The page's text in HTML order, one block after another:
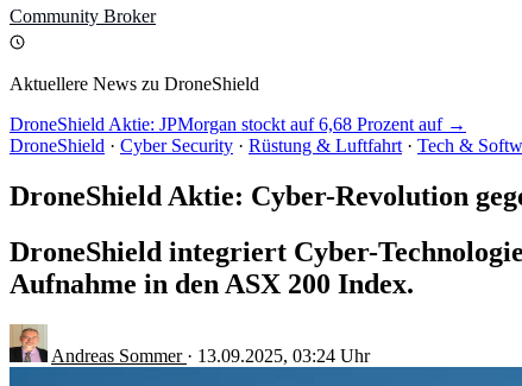
Community Broker
Aktuellere News zu DroneShield
DroneShield Aktie: JPMorgan stockt auf 6,68 Prozent auf →
DroneShield · Cyber Security · Rüstung & Luftfahrt · Tech &
DroneShield Aktie: Cyber-Revolution
DroneShield integriert Cyber-
Aufnahme in den ASX 200 Index.
Andreas Sommer · 13.09.2025, 03:24 Uhr